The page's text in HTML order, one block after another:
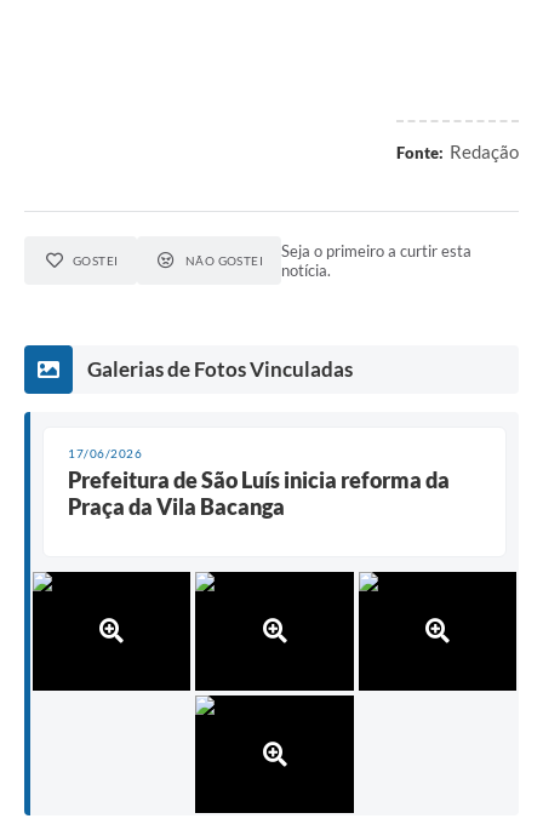
Fonte: Redação
GOSTEI NÃO GOSTEI
Seja o primeiro a curtir esta
notícia.
Galerias de Fotos Vinculadas
17/06/2026
Prefeitura de São Luís inicia reforma da
Praça da Vila Bacanga